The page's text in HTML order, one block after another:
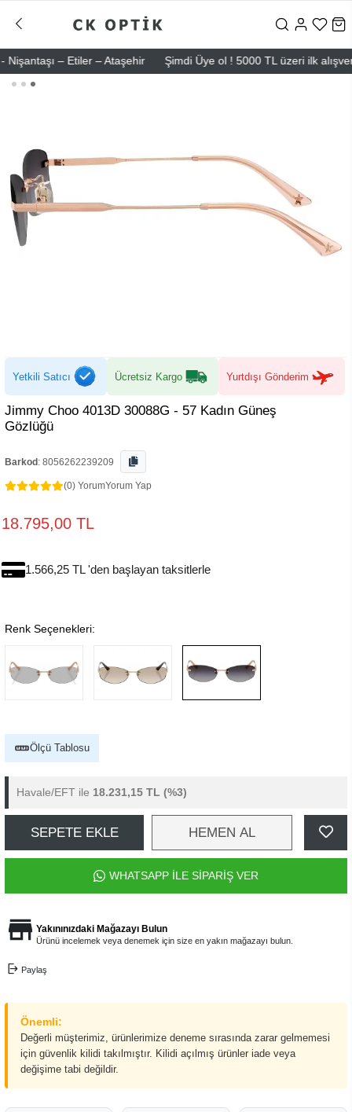
– Etiler – Ataşehir Şimdi Üye ol ! 5000 TL üzeri ilk
Yetkili Satıcı Ücretsiz Kargo Yurtdışı Gönderim
Jimmy Choo 4013D 30088G - 57 Kadın Güneş
Gözlüğü
Barkod : 8056262239209
(0) YorumYorum Yap
18.795,00 TL
1.566,25 TL 'den başlayan taksitlerle
Renk Seçenekleri:
Ölçü Tablosu
Havale/EFT ile 18.231,15 TL (%3)
SEPETE EKLE HEMEN AL
WHATSAPP İLE SİPARİŞ VER
Yakınınızdaki Mağazayı Bulun
Ürünü incelemek veya denemek için size en yakın mağazayı bulun.
Paylaş
Önemli:
Değerli müşterimiz, ürünlerimize deneme sırasında zarar gelmemesi
için güvenlik kilidi takılmıştır. Kilidi açılmış ürünler iade veya
değişime tabi değildir.